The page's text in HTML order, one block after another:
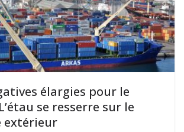
élargies pour le
se resserre sur le
extérieur